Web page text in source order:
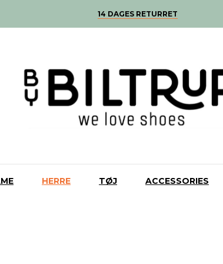
14 DAGES RETURRET
HERRE TØJ ACCESSORIES